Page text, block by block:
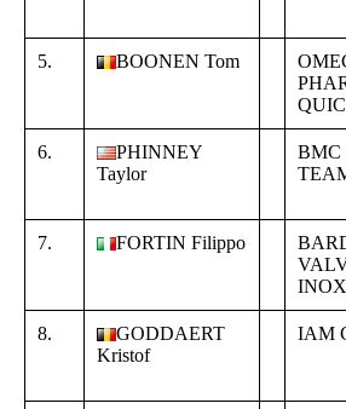
5. BOONEN Tom
6.
PHINNEY
Taylor
BMC
7. FORTIN Filippo
INOX
8.
GODDAERT
Kristof
IAM